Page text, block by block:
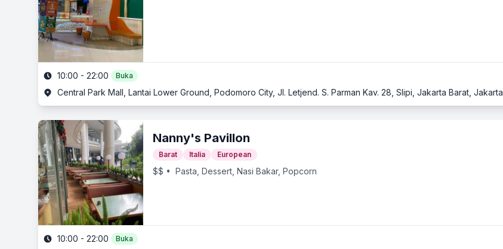
10:00 - 22:00 Buka
Central Park Mall, Lantai Lower Ground, Podomoro City, Jl. Letjend. S. Parman Kav. 28, Slipi, Jakarta Barat, Jakarta
Nanny's Pavillon
Barat Italia European
$$ • Pasta, Dessert, Nasi Bakar, Popcorn
10:00 - 22:00 Buka